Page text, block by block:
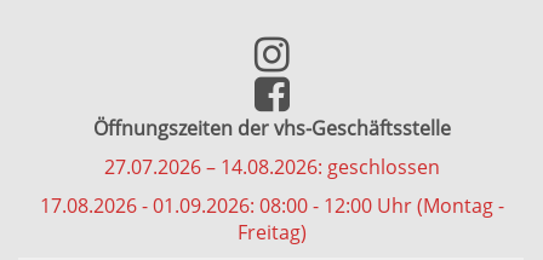
Öffnungszeiten der vhs-Geschäftsstelle
27.07.2026 – 14.08.2026: geschlossen
17.08.2026 - 01.09.2026: 08:00 - 12:00 Uhr (Montag -
Freitag)